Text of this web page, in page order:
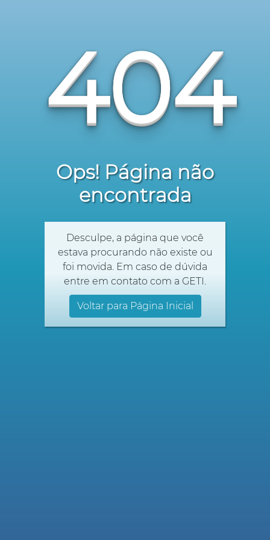
404
Ops! Página não
encontrada
Desculpe, a página que você
estava procurando não existe ou
foi movida. Em caso de dúvida
entre em contato com a GETI.
Voltar para Página Inicial